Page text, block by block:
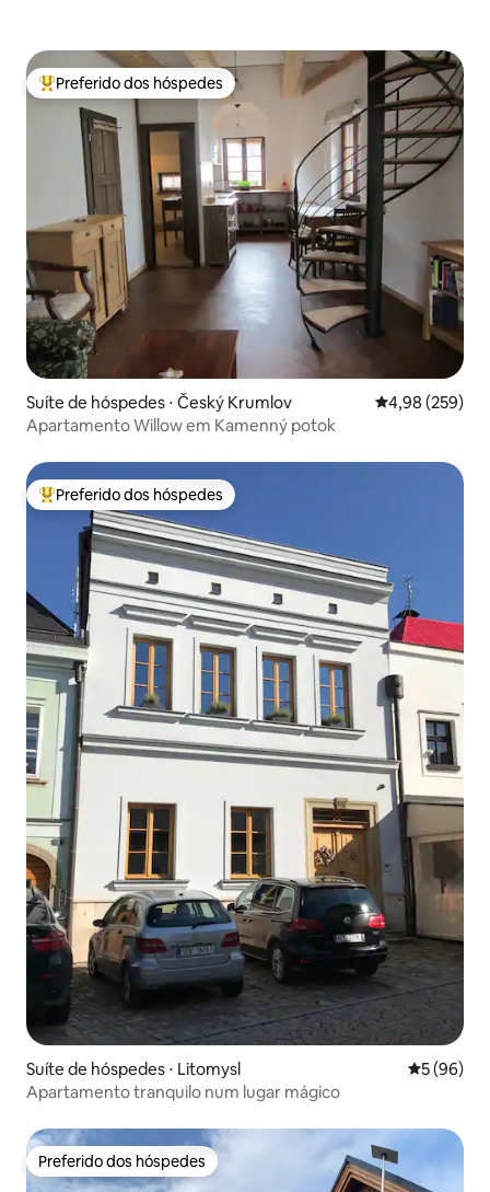
Entre os melhores preferidos dos hóspedes
Preferido dos hóspedes
Suíte de hóspedes ⋅ Český Krumlov 4,98 de uma
4,98 (259)
Apartamento Willow em Kamenný potok
Entre os melhores preferidos dos hóspedes
Preferido dos hóspedes
Suíte de hóspedes ⋅ Litomysl 5 de uma
5 (96)
Apartamento tranquilo num lugar mágico
Preferido dos hóspedes
Preferido dos hóspedes